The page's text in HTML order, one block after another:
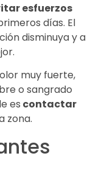
esfuerzos
días. El
disminuya y a
muy fuerte,
o sangrado
es contactar
zona.